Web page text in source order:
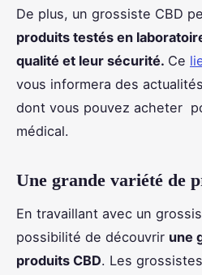
De plus, un grossiste CBD
produits testés en
qualité et leur sécurité. Ce
vous informera des
dont vous pouvez acheter
médical.
Une grande variété de
En travaillant avec un
possibilité de découvrir une
produits CBD. Les